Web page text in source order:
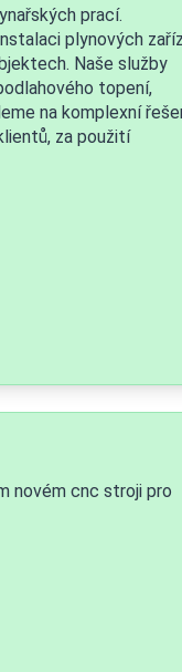
prací.
plynových
Naše služby
topení,
na komplexní
za použití
novém cnc stroji pro